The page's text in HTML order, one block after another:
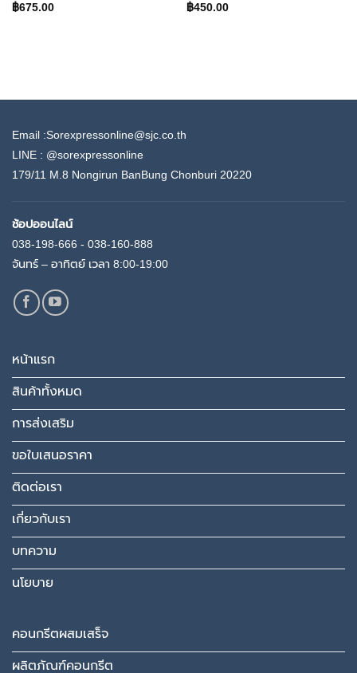
฿675.00
฿450.00
Email :Sorexpressonline@sjc.co.th
LINE : @sorexpressonline
179/11 M.8 Nongirun BanBung Chonburi 20220
ช้อปออนไลน์
038-198-666 - 038-160-888
จันทร์ – อาทิตย์ เวลา 8:00-19:00
หน้าแรก
สินค้าทั้งหมด
การส่งเสริม
ขอใบเสนอราคา
ติดต่อเรา
เกี่ยวกับเรา
บทความ
นโยบาย
คอนกรีตผสมเสร็จ
ผลิตภัณฑ์คอนกรีต